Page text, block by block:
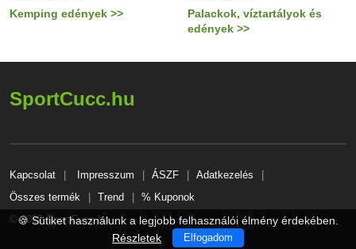
Kemping edények >>
Palackok, víztartályok és
edények >>
SportCucc.hu
Kapcsolat Impresszum ÁSZF
Adatkezelés
Összes termék
Trend
% Kuponok
© 2026 SportCucc.hu
🍪 Sütiket használunk a legjobb felhasználói élmény érdekében.
Részletek
Elfogadom